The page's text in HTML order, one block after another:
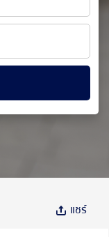
แชร์